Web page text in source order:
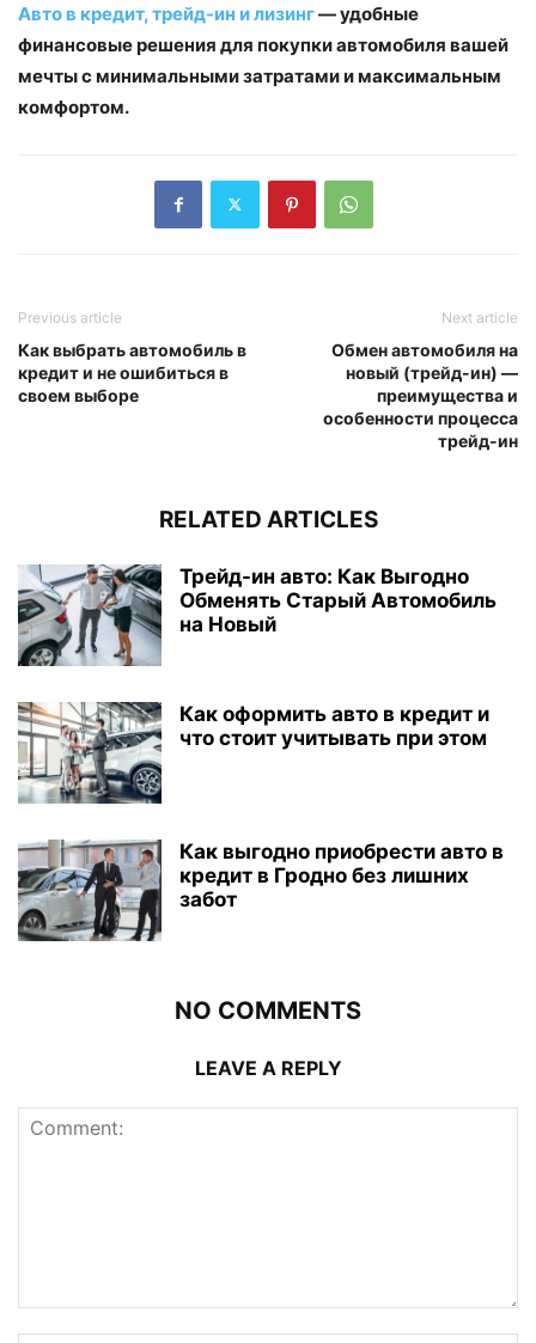
Авто в кредит, трейд-ин и лизинг— удобные
финансовые решения для покупки автомобиля вашей
мечты с минимальными затратами и максимальным
комфортом.
Previous article
Как выбрать автомобиль в
кредит и не ошибиться в
своем выборе
Next article
Обмен автомобиля на
новый (трейд-ин) —
преимущества и
особенности процесса
трейд-ин
RELATED ARTICLES
Трейд-ин авто: Как Выгодно
Обменять Старый Автомобиль
на Новый
Как оформить авто в кредит и
что стоит учитывать при этом
Как выгодно приобрести авто в
кредит в Гродно без лишних
забот
NO COMMENTS
LEAVE A REPLY